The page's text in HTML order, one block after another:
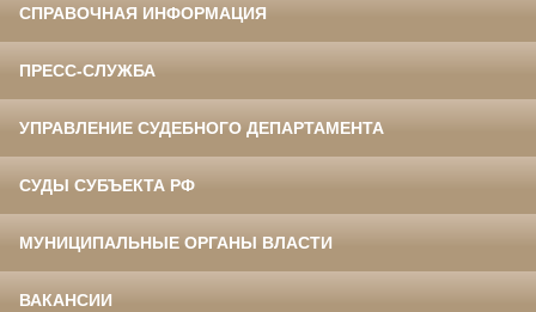
СПРАВОЧНАЯ ИНФОРМАЦИЯ
ПРЕСС-СЛУЖБА
УПРАВЛЕНИЕ СУДЕБНОГО ДЕПАРТАМЕНТА
СУДЫ СУБЪЕКТА РФ
МУНИЦИПАЛЬНЫЕ ОРГАНЫ ВЛАСТИ
ВАКАНСИИ